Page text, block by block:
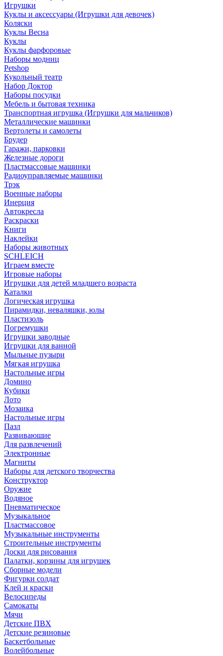
Игрушки
Куклы и аксессуары (Игрушки для девочек)
Коляски
Куклы Весна
Куклы
Куклы фарфоровые
Наборы модниц
Petshop
Кукольный театр
Набор Доктор
Наборы посудки
Мебель и бытовая техника
Транспортная игрушка (Игрушки для мальчиков)
Металлические машинки
Вертолеты и самолеты
Брудер
Гаражи, парковки
Железные дороги
Пластмассовые машинки
Радиоуправляемые машинки
Трэк
Военные наборы
Инерция
Автокресла
Раскраски
Книги
Наклейки
Наборы животных
SCHLEICH
Играем вместе
Игровые наборы
Игрушки для детей младшего возраста
Каталки
Логическая игрушка
Пирамидки, неваляшки, юлы
Пластизоль
Погремушки
Игрушки заводные
Игрушки для ванной
Мыльные пузыри
Мягкая игрушка
Настольные игры
Домино
Кубики
Лото
Мозаика
Настольные игры
Пазл
Развиваюшие
Для развлечений
Электронные
Магниты
Наборы для детского творчества
Конструктор
Оружие
Водяное
Пневматическое
Музыкальное
Пластмассовое
Музыкальные инструменты
Строительные инструменты
Доски для рисования
Палатки, корзины для игрушек
Сборные модели
Фигурки солдат
Клей и краски
Велосипеды
Самокаты
Мячи
Детские ПВХ
Детские резиновые
Баскетбольные
Волейбольные